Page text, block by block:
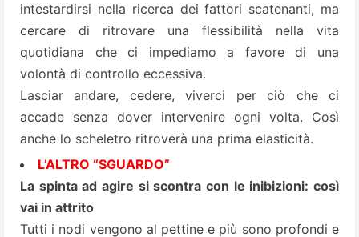
intestardirsi nella ricerca dei fattori scatenanti, ma
cercare di ritrovare una flessibilità nella vita
quotidiana che ci impediamo a favore di una
volontà di controllo eccessiva.
Lasciar andare, cedere, viverci per ciò che ci
accade senza dover intervenire ogni volta. Così
anche lo scheletro ritroverà una prima elasticità.
L’ALTRO “SGUARDO”
La spinta ad agire si scontra con le inibizioni: così
vai in attrito
Tutti i nodi vengono al pettine e più sono profondi e